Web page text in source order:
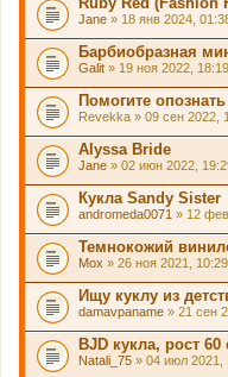
Jane » 18 янв 2024,
Барбиобразная
Galit » 19 ноя 2022,
Помогите
Revekka » 09 сен 2022,
Alyssa Bride
Jane » 02 июн 2022,
Кукла Sandy Sister
andromeda0071 » 12
Темнокожий
Mox » 26 ноя 2021,
Ищу куклу из
damavpaname » 21 сен
BJD кукла, рост
Natali_75 » 04 июл